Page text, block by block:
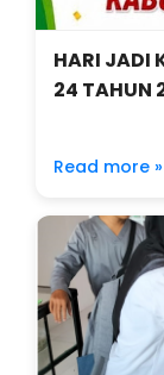
HARI JADI
24 TAHUN
Read more »